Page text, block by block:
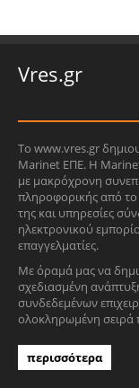
Vres.gr
Το www.vres.gr
Marinet ΕΠΕ. Η
με μακρόχρονη
πληροφορικής από το
της και υπηρεσίες
ηλεκτρονικού
επαγγελματίες.
Με όραμά μας να
σχεδιασμένη
συνδεδεμένων
ολοκληρωμένη σειρά
περισσότερα